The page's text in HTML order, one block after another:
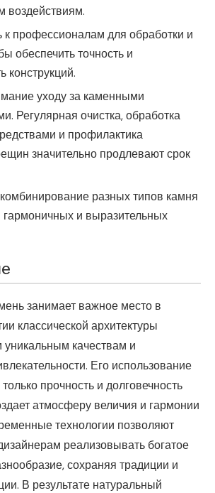
профессионалам для обработки и
обеспечить точность и
конструкций.
уходу за каменными
Регулярная очистка, обработка
и профилактика
значительно продлевают срок
разных типов камня
гармоничных и выразительных
занимает важное место в
классической архитектуры
уникальным качествам и
Его использование
прочность и долговечность
атмосферу величия и гармонии
технологии позволяют
реализовывать богатое
сохраняя традиции и
В результате натуральный